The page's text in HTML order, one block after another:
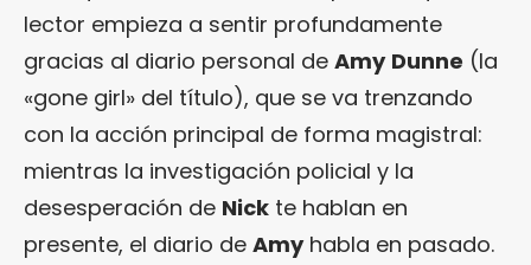
lector empieza a sentir profundamente
gracias al diario personal de Amy Dunne (la
«gone girl» del título), que se va trenzando
con la acción principal de forma magistral:
mientras la investigación policial y la
desesperación de Nick te hablan en
presente, el diario de Amyhabla en pasado.